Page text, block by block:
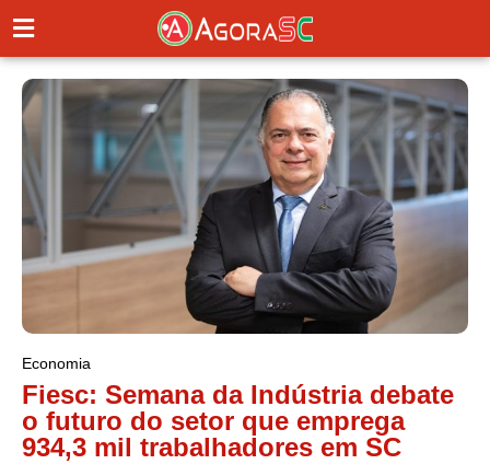
Economia
Fiesc: Semana da Indústria debate
o futuro do setor que emprega
934,3 mil trabalhadores em SC